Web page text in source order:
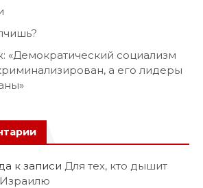
«Демократический социализм
а его лидеры
к записи Для тех, кто дышит